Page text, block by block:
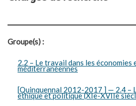
Groupe(s) :
2.2 – Le travail dans les économies
méditerranéennes
[Quinquennal 2012-2017 ] — 2.4 –
éthique et politique (XIe-XVIIe